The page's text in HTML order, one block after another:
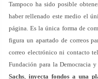
Tampoco ha sido posible
haber rellenado este medio el
página. Es la única forma de
figura un apartado de correos
correo electrónico ni contacto
Fundación para la Democracia
Sachs, inyecta fondos a una